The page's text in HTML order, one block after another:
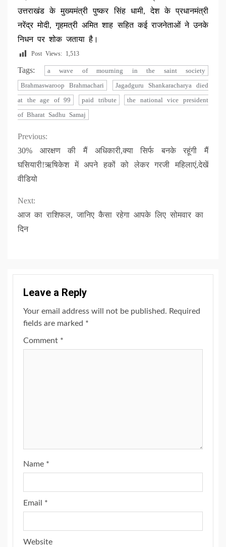
उत्तराखंड के मुख्यमंत्री पुष्कर सिंह धामी, देश के प्रधानमंत्री
नरेंद्र मोदी, गृहमत्री अमित शाह सहित कई राजनेताओं ने उनके
निधन पर शोक जताया है।
Post Views: 1,513
Tags:
a wave of mourning in the saint society
Brahmaswaroop Brahmachari
Jagadguru Shankaracharya died
at the age of 99
paid tribute
the national vice president
of Bharat Sadhu Samaj
Continue
Reading
Previous:
30% आरक्षण की मैं अधिकारी,क्या सिर्फ बनके रहूंगी मैं
घसियारी!ऋषिकेश में अपने हकों को लेकर गरजी महिलाएं,देखें
वीडियो
Next:
आज का राशिफल, जानिए कैसा रहेगा आपके लिए सोमवार का
दिन
Leave a Reply
Your email address will not be published. Required
fields are marked *
Comment *
Name *
Email *
Website